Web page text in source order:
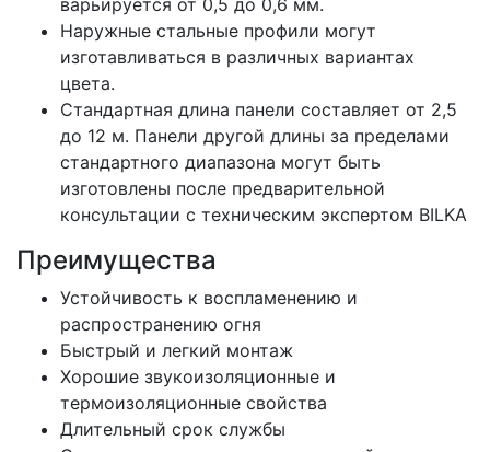
варьируется от 0,5 до 0,6 мм.
Наружные стальные профили могут
изготавливаться в различных вариантах
цвета.
Стандартная длина панели составляет от 2,5
до 12 м. Панели другой длины за пределами
стандартного диапазона могут быть
изготовлены после предварительной
консультации с техническим экспертом BILKA
Преимущества
Устойчивость к воспламенению и
распространению огня
Быстрый и легкий монтаж
Хорошие звукоизоляционные и
термоизоляционные свойства
Длительный срок службы